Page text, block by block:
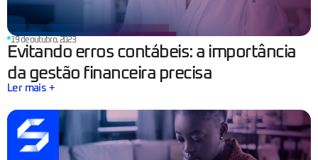
19 de outubro, 2023
Evitando erros contábeis: a importância
da gestão financeira precisa
Ler mais +